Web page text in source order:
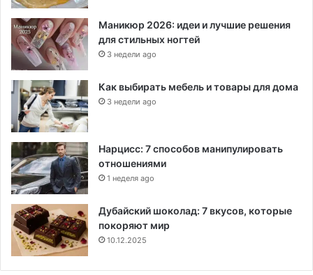
Маникюр 2026: идеи и лучшие решения
для стильных ногтей
3 недели ago
Как выбирать мебель и товары для дома
3 недели ago
Нарцисс: 7 способов манипулировать
отношениями
1 неделя ago
Дубайский шоколад: 7 вкусов, которые
покоряют мир
10.12.2025